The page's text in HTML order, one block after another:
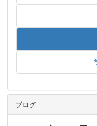
ブログ